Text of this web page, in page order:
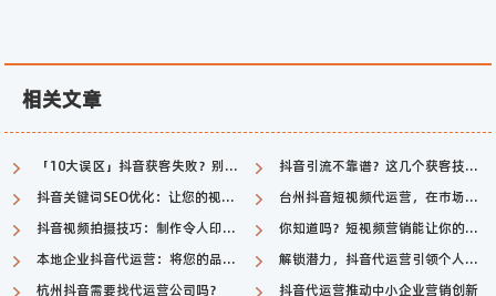
相关文章
「10大误区」抖音获客失败？别害怕，短视频获客大揭秘教你走向成功！
抖音引流不靠谱？这几个获客技巧告诉你如何成功转化
抖音关键词SEO优化：让您的视频在抖音平台脱颖而出
台州抖音短视频代运营，在市场转型中占领先机
抖音视频拍摄技巧：制作令人印象深刻的有效果
你知道吗？短视频营销能让你的销售量翻倍！
本地企业抖音代运营：将您的品牌推向更广阔的舞台
解锁潜力，抖音代运营引领个人影响力新纪元
杭州抖音需要找代运营公司吗？
抖音代运营推动中小企业营销创新